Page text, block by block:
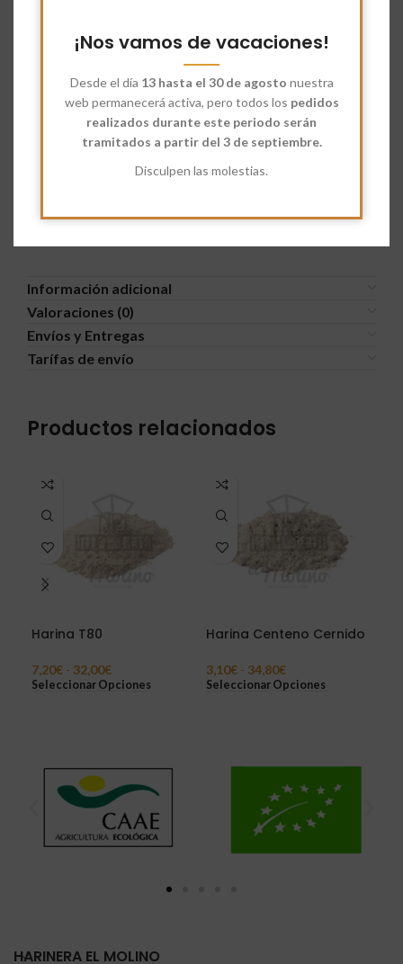
¡Nos vamos de vacaciones!
Desde el día 13 hasta el 30 de agosto nuestra
web permanecerá activa, pero todos los pedidos
realizados durante este periodo serán
tramitados a partir del 3 de septiembre.
Disculpen las molestias.
Descripción
Harina Ecológica Soja Troceada.
Información adicional
Valoraciones (0)
Envíos y Entregas
Tarífas de envío
Productos relacionados
Harina T80
7,20€ - 32,00€
Seleccionar Opciones
Harina Centeno Cernido
3,10€ - 34,80€
Seleccionar Opciones
HARINERA EL MOLINO